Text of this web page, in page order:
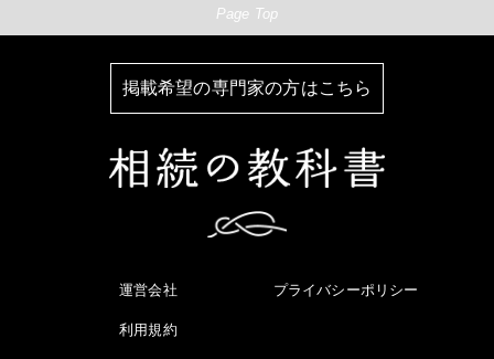
Page Top
掲載希望の専門家の方はこちら
運営会社 プライバシーポリシー
利用規約